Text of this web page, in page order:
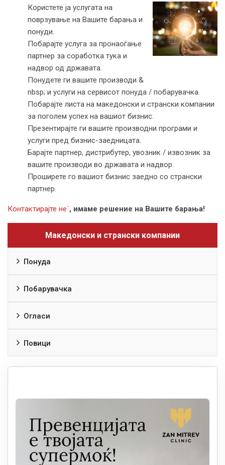
Користете ја услугата на
поврзување на Вашите барања и
понуди.
Побарајте услуга за пронаоѓање
партнер за соработка тука и
надвор од државата.
Понудете ги вашите производи &
nbsp; и услуги на сервисот понуда / побарувачка.
Побарајте листа на македонски и странски компании
за поголем успех на вашиот бизнис.
Презентирајте ги вашите производни програми и
услуги пред бизнис-заедницата.
Барајте партнер, дистрибутер, увозник / извозник за
вашите производи во државата и надвор.
Проширете го вашиот бизнис заедно со странски
партнер.
Контактирајте не`, имаме решение на Вашите барања!
Македонски и странски компании
Понуда
Побарувачка
Огласи
Повици